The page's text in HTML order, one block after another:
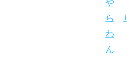
や
ら
わ
ん